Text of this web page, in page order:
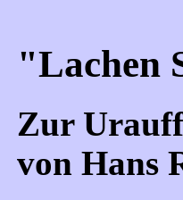
"Lachen
Zur
von Hans